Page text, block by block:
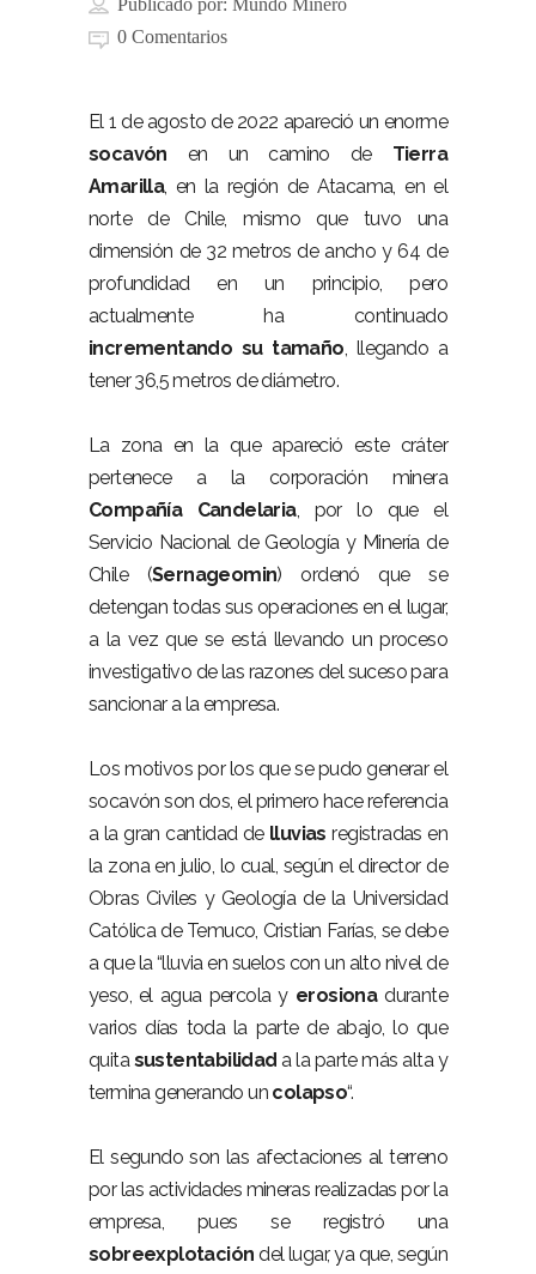
Publicado por: Mundo Minero
0 Comentarios
El 1 de agosto de 2022 apareció un enorme
socavón en un camino de Tierra
Amarilla, en la región de Atacama, en el
norte de Chile, mismo que tuvo una
dimensión de 32 metros de ancho y 64 de
profundidad en un principio, pero
actualmente ha continuado
incrementando su tamaño, llegando a
tener 36,5 metros de diámetro.
La zona en la que apareció este cráter
pertenece a la corporación minera
Compañía Candelaria, por lo que el
Servicio Nacional de Geología y Minería de
Chile (Sernageomin) ordenó que se
detengan todas sus operaciones en el lugar,
a la vez que se está llevando un proceso
investigativo de las razones del suceso para
sancionar a la empresa.
Los motivos por los que se pudo generar el
socavón son dos, el primero hace referencia
a la gran cantidad de lluvias registradas en
la zona en julio, lo cual, según el director de
Obras Civiles y Geología de la Universidad
Católica de Temuco, Cristian Farías, se debe
a que la “lluvia en suelos con un alto nivel de
yeso, el agua percola y erosionadurante
varios días toda la parte de abajo, lo que
quitasustentabilidad a la parte más alta y
termina generando un colapso“.
El segundo son las afectaciones al terreno
por las actividades mineras realizadas por la
empresa, pues se registró una
sobreexplotación del lugar, ya que, según